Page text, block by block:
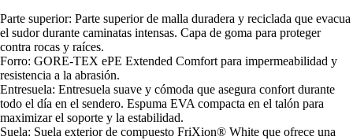
Parte superior: Parte superior de malla duradera y reciclada que evacua
el sudor durante caminatas intensas. Capa de goma para proteger
contra rocas y raíces.
Forro: GORE-TEX ePE Extended Comfort para impermeabilidad y
resistencia a la abrasión.
Entresuela: Entresuela suave y cómoda que asegura confort durante
todo el día en el sendero. Espuma EVA compacta en el talón para
maximizar el soporte y la estabilidad.
Suela: Suela exterior de compuesto FriXion® White que ofrece una